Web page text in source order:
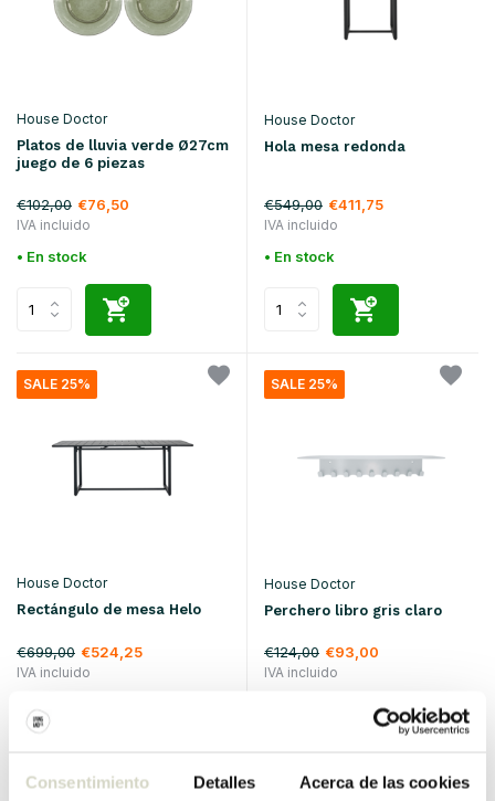
Consentimiento Detalles Acerca de las cookies
House Doctor
Platos de lluvia verde Ø27cm
juego de 6 piezas
€102,00 €76,50
IVA incluido
• En stock
House Doctor
Hola mesa redonda
€549,00 €411,75
IVA incluido
• En stock
SALE 25%
House Doctor
Rectángulo de mesa Helo
€699,00 €524,25
IVA incluido
SALE 25%
House Doctor
Perchero libro gris claro
€124,00 €93,00
IVA incluido